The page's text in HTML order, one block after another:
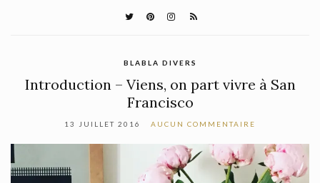
BLABLA DIVERS
Introduction – Viens, on part vivre à San
Francisco
13 JUILLET 2016 AUCUN COMMENTAIRE